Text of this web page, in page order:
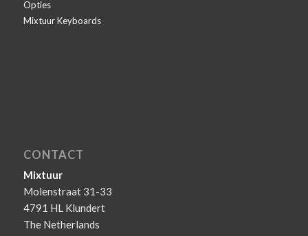
Opties
Mixtuur Keyboards
CONTACT
Mixtuur
Molenstraat 31-33
4791 HL Klundert
The Netherlands